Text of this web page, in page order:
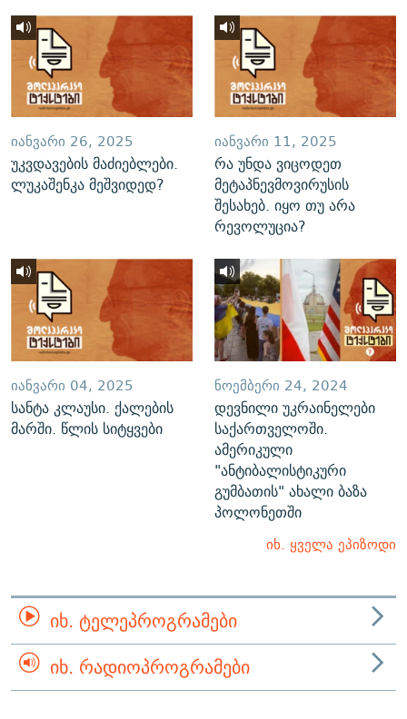
ᲘᲐᲜᲕᲐᲠᲘ 26, 2025
უკვდავების მაძიებლები.
ლუკაშენკა მეშვიდედ?
ᲘᲐᲜᲕᲐᲠᲘ 11, 2025
რა უნდა ვიცოდეთ
მეტაპნევმოვირუსის
შესახებ. იყო თუ არა
რევოლუცია?
ᲘᲐᲜᲕᲐᲠᲘ 04, 2025
სანტა კლაუსი. ქალების
მარში. წლის სიტყვები
ᲜᲝᲔᲛᲑᲔᲠᲘ 24, 2024
დევნილი უკრაინელები
საქართველოში.
ამერიკული
"ანტიბალისტიკური
გუმბათის" ახალი ბაზა
პოლონეთში
იხ. ყველა ეპიზოდი
ᲘᲮ. ᲢᲔᲚᲔᲞᲠᲝᲒᲠᲐᲛᲔᲑᲘ
ᲘᲮ. ᲠᲐᲓᲘᲝᲞᲠᲝᲒᲠᲐᲛᲔᲑᲘ